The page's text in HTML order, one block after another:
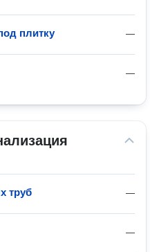
—
плитку
—
—
труб
—